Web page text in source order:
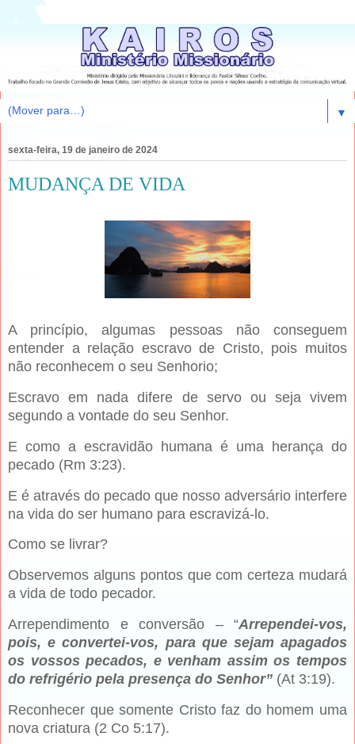
▼
sexta-feira, 19 de janeiro de 2024
MUDANÇA DE VIDA
A princípio, algumas pessoas não conseguem
entender a relação escravo de Cristo, pois muitos
não reconhecem o seu Senhorio;
Escravo em nada difere de servo ou seja vivem
segundo a vontade do seu Senhor.
E como a escravidão humana é uma herança do
pecado (Rm 3:23).
E é através do pecado que nosso adversário interfere
na vida do ser humano para escravizá-lo.
Como se livrar?
Observemos alguns pontos que com certeza mudará
a vida de todo pecador.
Arrependimento e conversão – “Arrependei-vos,
pois, e convertei-vos, para que sejam apagados
os vossos pecados, e venham assim os tempos
do refrigério pela presença do Senhor” (At 3:19).
Reconhecer que somente Cristo faz do homem uma
nova criatura (2 Co 5:17).